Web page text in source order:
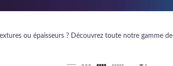
ou épaisseurs ? Découvrez toute notre gamme de